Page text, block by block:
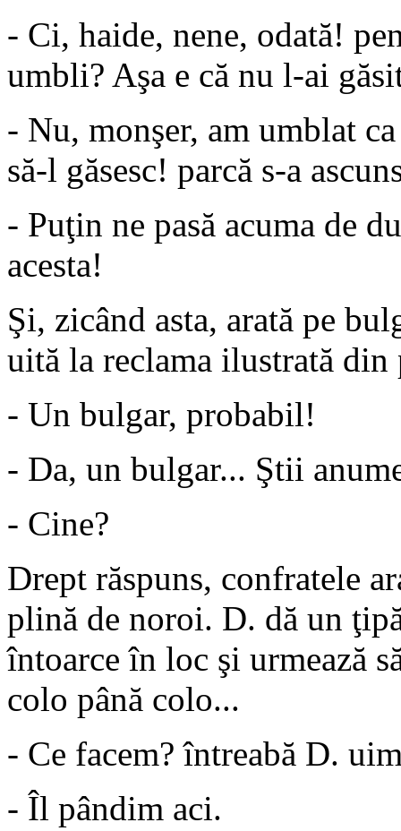
- Ci, haide, nene, odată!
umbli? Aşa e că nu l-ai
- Nu, monşer, am umblat
să-l găsesc! parcă s-a
- Puţin ne pasă acuma de
acesta!
Şi, zicând asta, arată pe
uită la reclama ilustrată din
- Un bulgar, probabil!
- Da, un bulgar... Ştii
- Cine?
Drept răspuns, confratele
plină de noroi. D. dă un
întoarce în loc şi urmează
colo până colo...
- Ce facem? întreabă D.
- Îl pândim aci.